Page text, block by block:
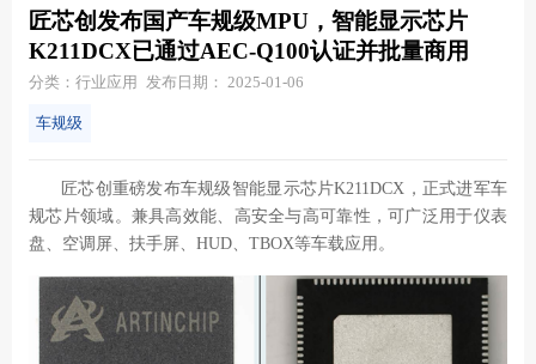
匠芯创发布国产车规级MPU，智能显示芯片
K211DCX已通过AEC-Q100认证并批量商用
分类：行业应用 发布日期： 2025-01-06
车规级
匠芯创重磅发布车规级智能显示芯片K211DCX，正式进军车
规芯片领域。兼具高效能、高安全与高可靠性，可广泛用于仪表
盘、空调屏、扶手屏、HUD、TBOX等车载应用。